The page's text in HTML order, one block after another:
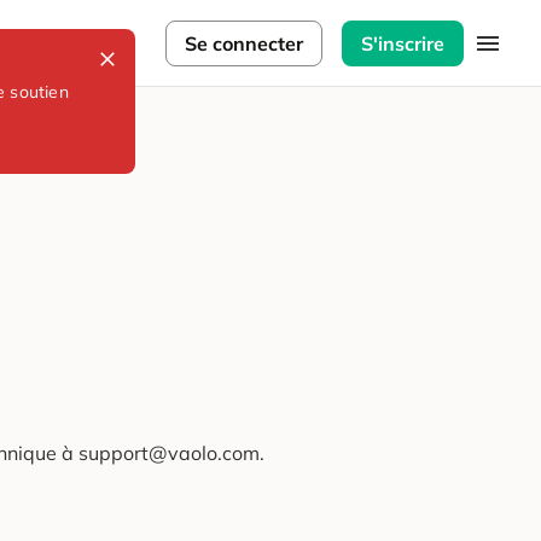
soutien
Se connecter S'inscrire
à support@vaolo.com.